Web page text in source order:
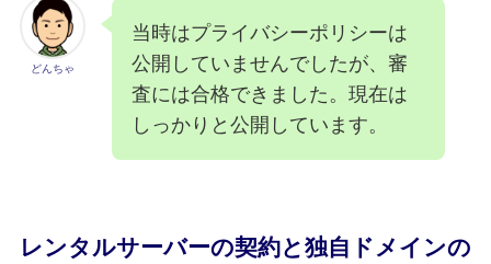
どんちゃ
当時はプライバシーポリシーは
公開していませんでしたが、審
査には合格できました。現在は
しっかりと公開しています。
レンタルサーバーの契約と独自ドメインの